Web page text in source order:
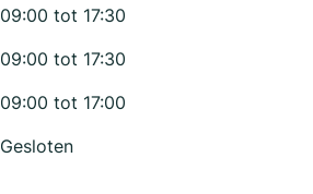
09:00 tot 17:30
09:00 tot 17:30
09:00 tot 17:00
Gesloten